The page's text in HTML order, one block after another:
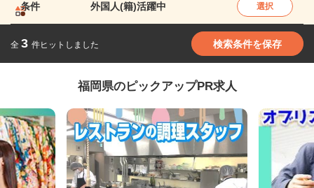
条件 外国人(籍)活躍中 選択
全 3 件ヒットしました 検索条件を保存
福岡県のピックアップPR求人